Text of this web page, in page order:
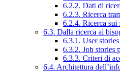
6.2.2. Dati di
6.2.3. Ricerca
6.2.4. Ricerca sui
6.3. Dalla ricerca ai
6.3.1. User
6.3.2. Job stories
6.3.3. Criteri di
6.4. Architettura